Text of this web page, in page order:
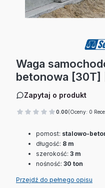
Waga
betonowa [30T]
Zapytaj o produkt
0.00(Oceny: 0
pomost: stalowo-
długość: 8 m
szerokość: 3 m
nośność: 30 ton
Przejdź do pełnego opisu